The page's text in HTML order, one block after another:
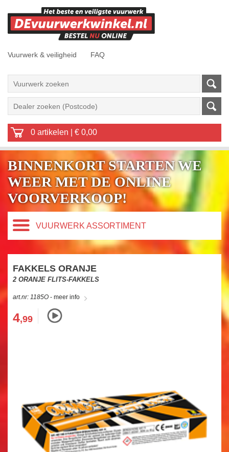
Vuurwerk & veiligheid FAQ
0 artikelen € 0,00
BINNENKORT STARTEN WE
WEER MET DE ONLINE
VOORVERKOOP!
VUURWERK ASSORTIMENT
HELE ASSORTIMENT
GBV
FUNKE
EVOLUTION
STERRETJES
STADIONFAKKEL
DIVERSEN
FAKKELS ORANJE
2 ORANJE FLITS-FAKKELS
art.nr: 1185O - meer info
4,99